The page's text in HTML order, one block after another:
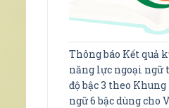
Thông báo Kết quả
năng lực ngoại
độ bậc 3 theo
ngữ 6 bậc dùng cho